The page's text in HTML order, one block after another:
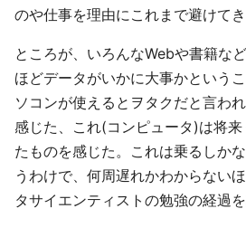
のや仕事を理由にこれまで避けてき
ところが、いろんなWebや書籍な
ほどデータがいかに大事かという
ソコンが使えるとヲタクだと言わ
感じた、これ(コンピュータ)は将
たものを感じた。これは乗るしか
うわけで、何周遅れかわからない
タサイエンティストの勉強の経過